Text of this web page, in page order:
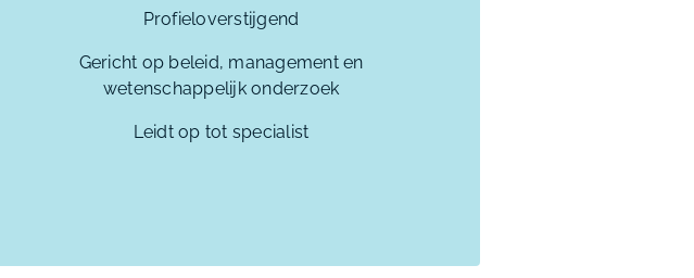
Profieloverstijgend
Gericht op beleid, management en
wetenschappelijk onderzoek
Leidt op tot specialist